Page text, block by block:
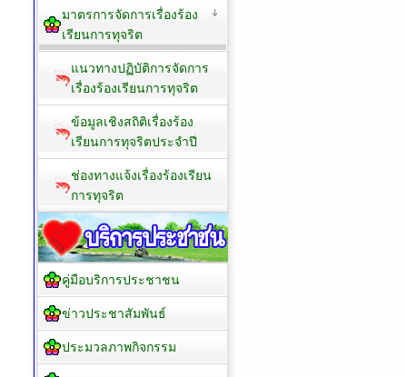
มาตรการจัดการเรื่องร้อง
เรียนการทุจริต
แนวทางปฏิบัติการจัดการ
เรื่องร้องเรียนการทุจริต
ข้อมูลเชิงสถิติเรื่องร้อง
เรียนการทุจริตประจำปี
ช่องทางแจ้งเรื่องร้องเรียน
การทุจริต
คู่มือบริการประชาชน
ข่าวประชาสัมพันธ์
ประมวลภาพกิจกรรม